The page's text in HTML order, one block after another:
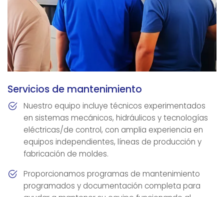
Servicios de mantenimiento
Nuestro equipo incluye técnicos experimentados
en sistemas mecánicos, hidráulicos y tecnologías
eléctricas/de control, con amplia experiencia en
equipos independientes, líneas de producción y
fabricación de moldes.
Proporcionamos programas de mantenimiento
programados y documentación completa para